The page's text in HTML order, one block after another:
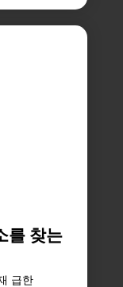
를 찾는
급한